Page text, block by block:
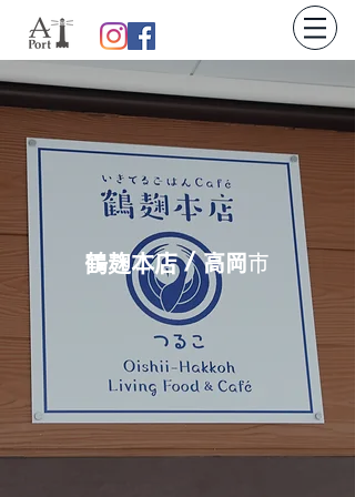
鶴麹本店/高岡 市